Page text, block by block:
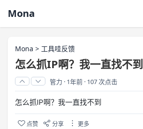
Mona
Mona > 工具哇反馈
怎么抓IP啊？我一直找不到
管力 · 1年前 · 107 次点击
怎么抓IP啊？我一直找不到
点赞 分享 更多